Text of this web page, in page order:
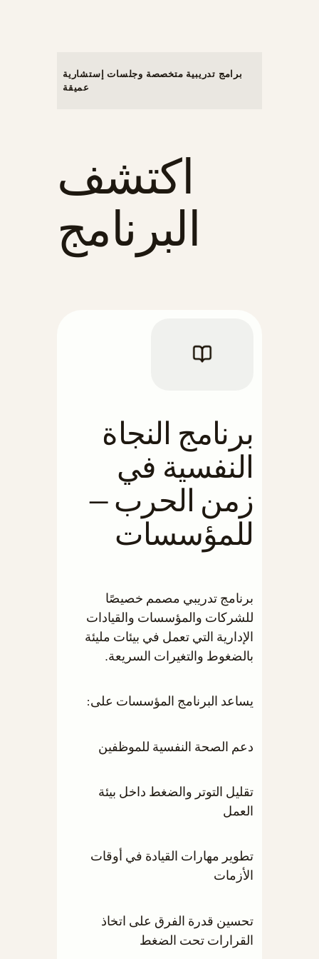
برامج تدريبية متخصصة وجلسات إستشارية
عميقة
اكتشف
البرنامج
برنامج النجاة
النفسية في
زمن الحرب —
للمؤسسات
برنامج تدريبي مصمم خصيصًا
للشركات والمؤسسات والقيادات
الإدارية التي تعمل في بيئات مليئة
بالضغوط والتغيرات السريعة.
يساعد البرنامج المؤسسات على:
دعم الصحة النفسية للموظفين
تقليل التوتر والضغط داخل بيئة
العمل
تطوير مهارات القيادة في أوقات
الأزمات
تحسين قدرة الفرق على اتخاذ
القرارات تحت الضغط